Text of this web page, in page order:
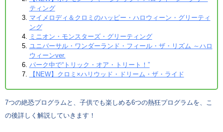
ティング
マイメロディ＆クロミのハッピー・ハロウィーン・グリーティ
ング
ミニオン・モンスターズ・グリーティング
ユニバーサル・ワンダーランド・フィール・ザ・リズム ～ハロ
ウィーンver.
パーク中で“トリック・オア・トリート！”
【NEW】クロミ×ハリウッド・ドリーム・ザ・ライド
7つの絶恐プログラムと、子供でも楽しめる6つの熱狂プログラムを、こ
の後詳しく解説していきます！